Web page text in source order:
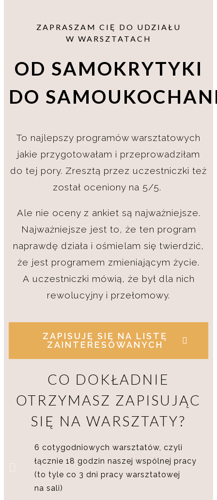
ZAPRASZAM CIĘ DO UDZIAŁU
W WARSZTATACH
OD SAMOKRYTYKI
DO
To najlepszy programów warsztatowych
jakie przygotowałam i przeprowadziłam
do tej pory. Zresztą przez uczestniczki też
został oceniony na 5/5.
Ale nie oceny z ankiet są najważniejsze.
Najważniejsze jest to, że ten program
naprawdę działa i ośmielam się twierdzić,
że jest programem zmieniającym życie.
A uczestniczki mówią, że był dla nich
rewolucyjny i przełomowy.
ZAPISUJĘ SIĘ NA LISTĘ
ZAINTERESOWANYCH
CO DOKŁADNIE
OTRZYMASZ ZAPISUJĄC
SIĘ NA WARSZTATY?
6 cotygodniowych warsztatów, czyli
łącznie 18 godzin naszej wspólnej pracy
(to tyle co 3 dni pracy warsztatowej
na sali)